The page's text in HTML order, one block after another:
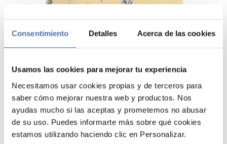
Consentimiento Detalles Acerca de las cookies
Usamos las cookies para mejorar tu experiencia
Necesitamos usar cookies propias y de terceros para
saber cómo mejorar nuestra web y productos. Nos
ayudas mucho si las aceptas y prometemos no abusar
de su uso. Puedes informarte más sobre qué cookies
estamos utilizando haciendo clic en Personalizar.
ALBUM FOTO 100 BOLSILLOS